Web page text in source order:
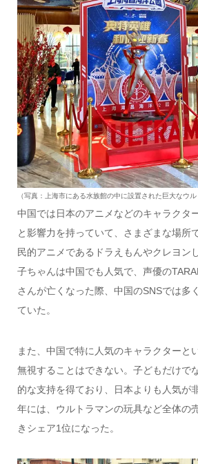
（写真：上海市にある水族館の中に設置された巨大なウル
中国では日本のアニメなどのキャラクタ
と影響力を持っていて、さまざまな場所
民的アニメであるドラえもんやクレヨン
子ちゃんは中国でも人気で、声優の
さんが亡くなった際、中国のSNSでは多
ていた。
また、中国で特に人気のキャラクターと
無視することはできない。子どもだけで
的な支持を得ており、日本よりも人気が
年には、ウルトラマンの玩具など全体の
きシェア1位になった。